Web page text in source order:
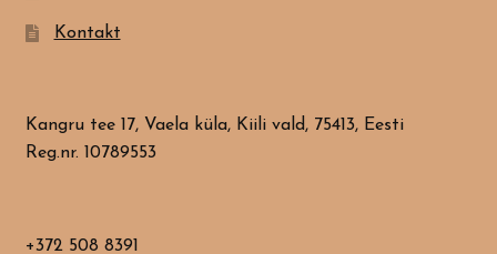
Kontakt
Kangru tee 17, Vaela küla, Kiili vald, 75413, Eesti
Reg.nr. 10789553
+372 508 8391